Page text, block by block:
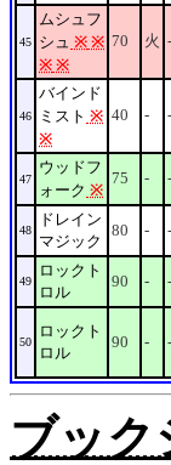
45
ムシュフ
シュ ※ ※
※ ※
70 火 -
46
バインド
ミスト ※
※
40 - -
47
ウッドフ
ォーク ※
75 - -
48
ドレイン
マジック
80 - -
49
ロックト
ロル
90 - -
50
ロックト
ロル
90 - -
ブック